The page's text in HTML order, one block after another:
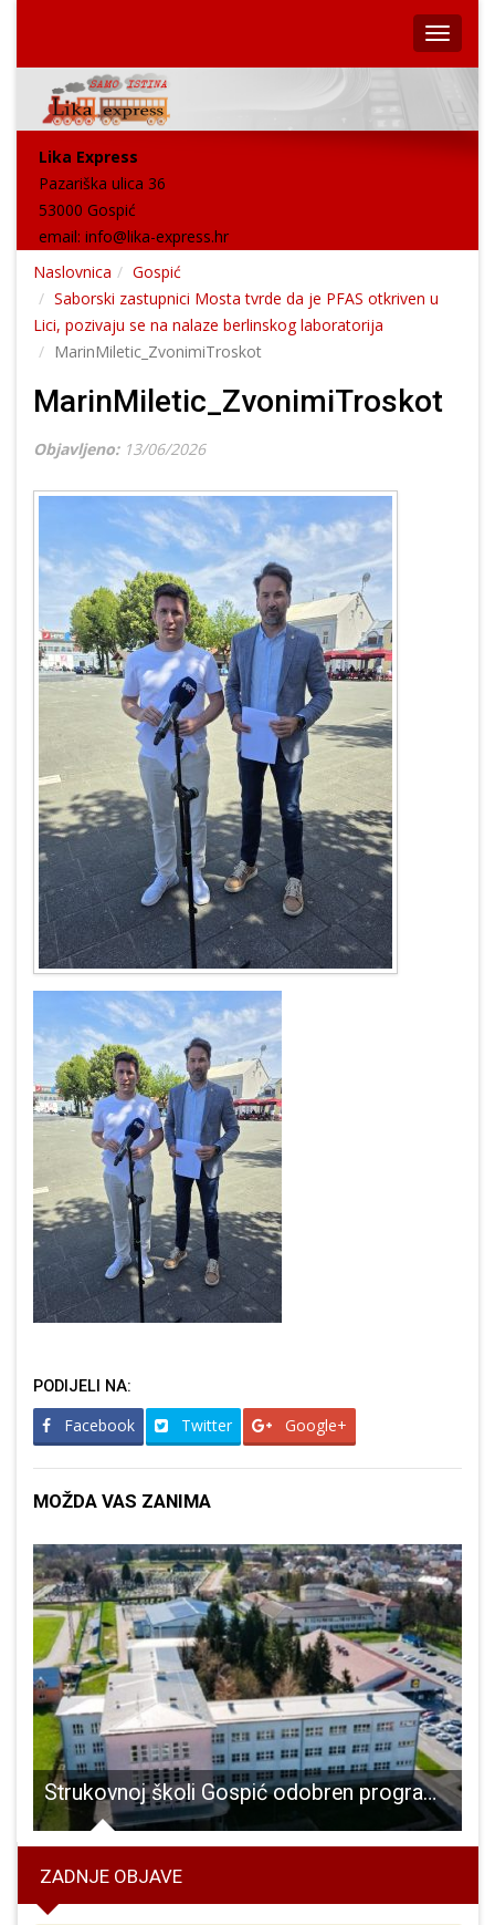
Lika Express
Pazariška ulica 36
53000 Gospić
email: info@lika-express.hr
Naslovnica
Gospić
Saborski zastupnici Mosta tvrde da je PFAS otkriven u
Lici, pozivaju se na nalaze berlinskog laboratorija
MarinMiletic_ZvonimiTroskot
MarinMiletic_ZvonimiTroskot
Objavljeno: 13/06/2026
PODIJELI NA:
Facebook Twitter Google+
MOŽDA VAS ZANIMA
Strukovnoj školi Gospić odobren program obrazovanja za operativne djelatnike sigurnosti i civilne zaštite u školama
ZADNJE OBJAVE